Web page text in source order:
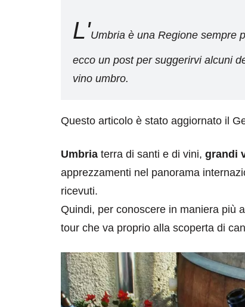
L'Umbria è una Regione sempre
ecco un post per suggerirvi alcuni
vino umbro.
Questo articolo è stato aggiornato il
Umbria terra di santi e di vini, grandi
apprezzamenti nel panorama
ricevuti.
Quindi, per conoscere in maniera più
tour che va proprio alla scoperta di